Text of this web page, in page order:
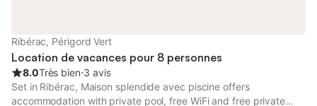
Ribérac, Périgord Vert
Location de vacances pour 8 personnes
8.0Très bien⋅3 avis
Set in Ribérac, Maison splendide avec piscine offers
accommodation with private pool, free WiFi and free private